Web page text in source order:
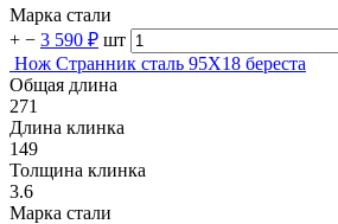
Марка стали
+ − 3 590 ₽ шт
Нож Странник сталь 95Х18 береста
Общая длина
271
Длина клинка
149
Толщина клинка
3.6
Марка стали